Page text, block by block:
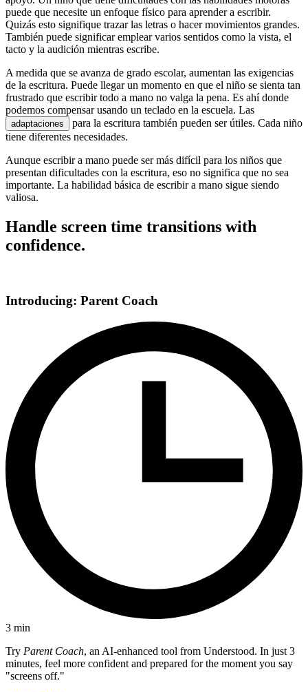
puede que necesite un enfoque físico para aprender a escribir.
Quizás esto signifique trazar las letras o hacer movimientos grandes.
También puede significar emplear varios sentidos como la vista, el
tacto y la audición mientras escribe.
A medida que se avanza de grado escolar, aumentan las exigencias
de la escritura. Puede llegar un momento en que el niño se sienta tan
frustrado que escribir todo a mano no valga la pena. Es ahí donde
podemos compensar usando un teclado en la escuela. Las
adaptaciones
para la escritura también pueden ser útiles. Cada niño
tiene diferentes necesidades.
Aunque escribir a mano puede ser más difícil para los niños que
presentan dificultades con la escritura, eso no significa que no sea
importante. La habilidad básica de escribir a mano sigue siendo
valiosa.
Handle screen time transitions with
confidence.
Introducing: Parent Coach
3 min
Try Parent Coach, an AI-enhanced tool from Understood. In just 3
minutes, feel more confident and prepared for the moment you say
"screens off."